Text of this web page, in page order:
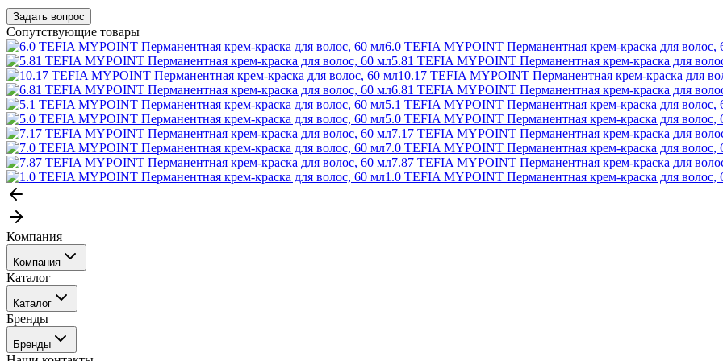
Задать вопрос
Сопутствующие товары
6.0 TEFIA MYPOINT Перманентная крем-краска для волос,
5.81 TEFIA MYPOINT Перманентная крем-краска для
10.17 TEFIA MYPOINT Перманентная крем-краска для
6.81 TEFIA MYPOINT Перманентная крем-краска для
5.1 TEFIA MYPOINT Перманентная крем-краска для волос,
5.0 TEFIA MYPOINT Перманентная крем-краска для волос,
7.17 TEFIA MYPOINT Перманентная крем-краска для
7.0 TEFIA MYPOINT Перманентная крем-краска для волос,
7.87 TEFIA MYPOINT Перманентная крем-краска для
1.0 TEFIA MYPOINT Перманентная крем-краска для волос,
Компания
Компания
События
Покупателю
Каталог
Каталог
Профессиональные средства для окрашивания волос
Сервисные средства
Бренды
Бренды